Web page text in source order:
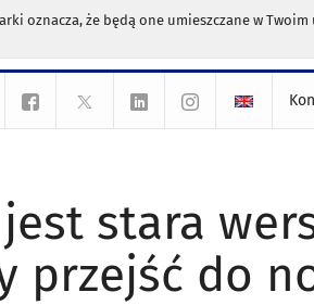
oznacza, że będą one umieszczane w
stara
przejść do